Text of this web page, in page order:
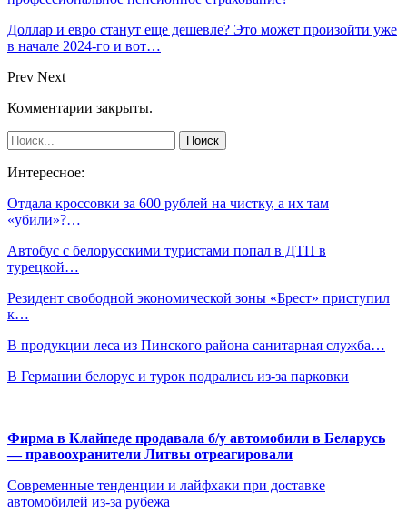
Доллар и евро станут еще дешевле? Это может произойти уже
в начале 2024-го и вот…
Prev Next
Комментарии закрыты.
Интересное:
Отдала кроссовки за 600 рублей на чистку, а их там
«убили»?…
Автобус с белорусскими туристами попал в ДТП в
турецкой…
Резидент свободной экономической зоны «Брест» приступил
к…
В продукции леса из Пинского района санитарная служба…
В Германии белорус и турок подрались из-за парковки
Фирма в Клайпеде продавала б/у автомобили в Беларусь
— правоохранители Литвы отреагировали
Современные тенденции и лайфхаки при доставке
автомобилей из-за рубежа